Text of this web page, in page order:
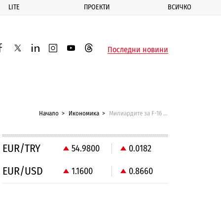
LITE ПРОЕКТИ ВСИЧКО
twitterlinkedininstagram
youtubethreadsПоследни новини
Начало Икономика Милиардите за F-16 пратиха България на второ място по разходи за отбрана
EUR/TRY 54.9800 0.0182
EUR/USD 1.1600 0.8660